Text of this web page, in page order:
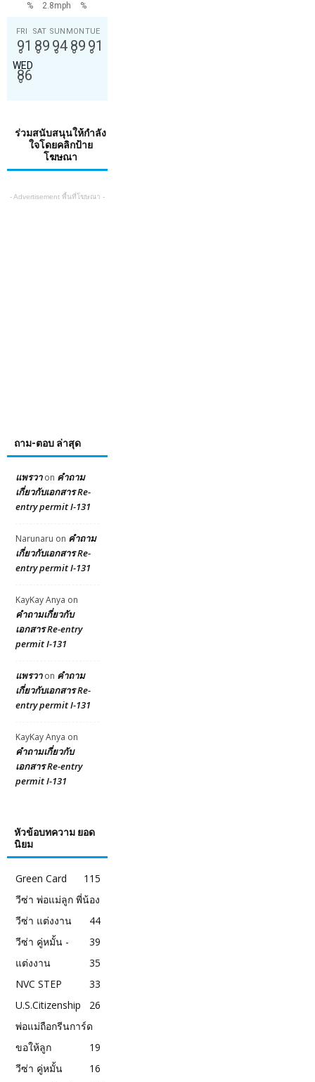
% 2.8mph %
FRI
91
°
SAT
89
°
SUN
94
°
MON
89
°
TUE
91
°
WED
86
°
ร่วมสนับสนุนให้กำลัง
ใจโดยคลิกป้าย
โฆษณา
- Advertisement พื้นที่โฆษณา -
ถาม-ตอบ ล่าสุด
แพรวาon คำถาม
เกี่ยวกับเอกสาร Re-
entry permit I-131
Narunaru on คำถาม
เกี่ยวกับเอกสาร Re-
entry permit I-131
KayKay Anya on
คำถามเกี่ยวกับ
เอกสาร Re-entry
permit I-131
แพรวาon คำถาม
เกี่ยวกับเอกสาร Re-
entry permit I-131
KayKay Anya on
คำถามเกี่ยวกับ
เอกสาร Re-entry
permit I-131
หัวข้อบทความ ยอด
นิยม
Green Card
115
วีซ่า พ่อแม่ลูก พี่น้อง
44
วีซ่า แต่งงาน
39
วีซ่า คู่หมั้น -
แต่งงาน
35
NVC STEP
33
U.S.Citizenship
26
พ่อแม่ถือกรีนการ์ด
ขอให้ลูก
19
วีซ่า คู่หมั้น
16